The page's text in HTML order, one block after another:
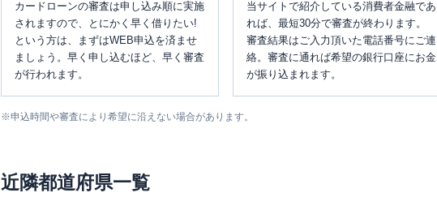
カードローンの審査は申し込み順に実施
されますので、とにかく早く借りたい!
という方は、まずはWEB申込を済ませ
ましょう。早く申し込むほど、早く審査
が行われます。
当サイトで紹介している消費者金融であ
れば、最短30分で審査が終わります。
審査結果はご入力頂いた電話番号にご連
絡。審査に通れば希望の銀行口座にお金
が振り込まれます。
※申込時間や審査により希望に沿えない場合があります。
近隣都道府県一覧